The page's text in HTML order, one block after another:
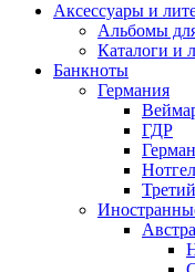
Аксессуары и
Альбомы
Каталоги и
Банкноты
Германия
ГДР